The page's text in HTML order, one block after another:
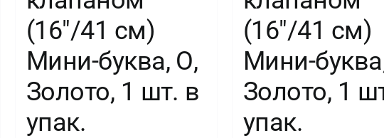
(16″/41 см)
Мини-буква, О,
Золото, 1 шт. в
упак.
(16″/41 см)
Мини-
Золото, 1
упак.